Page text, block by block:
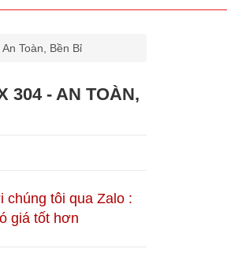
Toàn, Bền Bỉ
304 - AN TOÀN,
chúng tôi qua Zalo :
giá tốt hơn